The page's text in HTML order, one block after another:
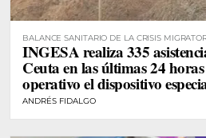
BALANCE SANITARIO DE LA CRISIS
INGESA realiza 335
Ceuta en las últimas 24
operativo el dispositivo
ANDRÉS FIDALGO